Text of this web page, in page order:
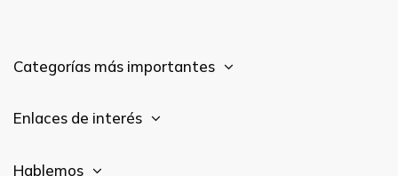
Categorías más importantes
Enlaces de interés
Hablemos